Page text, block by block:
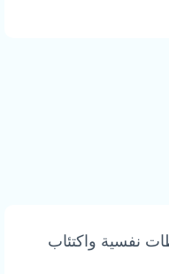
نفسية واكتئاب